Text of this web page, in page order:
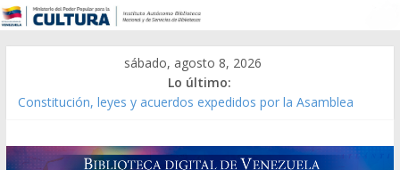
sábado, agosto 8, 2026
Lo último:
Constitución, leyes y acuerdos expedidos por la Asamblea
Modesta Bor Sánchez [material gráfico]